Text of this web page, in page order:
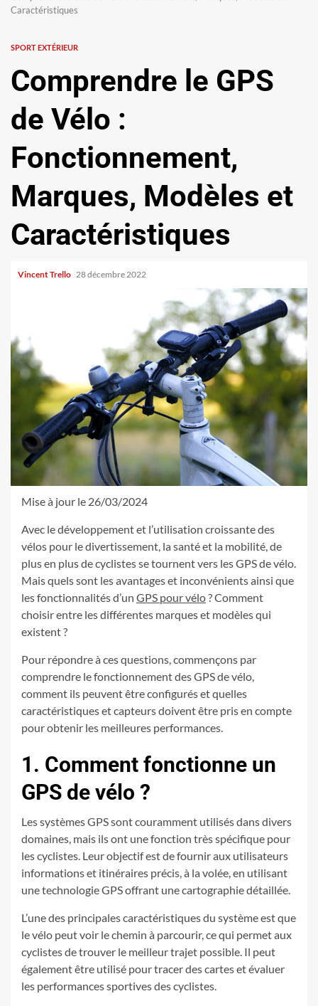
Caractéristiques
SPORT EXTÉRIEUR
Comprendre le GPS
de Vélo :
Fonctionnement,
Marques, Modèles et
Caractéristiques
Vincent Trello 28 décembre 2022
Mise à jour le 26/03/2024
Avec le développement et l’utilisation croissante des
vélos pour le divertissement, la santé et la mobilité, de
plus en plus de cyclistes se tournent vers les GPS de vélo.
Mais quels sont les avantages et inconvénients ainsi que
les fonctionnalités d’un GPS pour vélo? Comment
choisir entre les différentes marques et modèles qui
existent ?
Pour répondre à ces questions, commençons par
comprendre le fonctionnement des GPS de vélo,
comment ils peuvent être configurés et quelles
caractéristiques et capteurs doivent être pris en compte
pour obtenir les meilleures performances.
1. Comment fonctionne un
GPS de vélo ?
Les systèmes GPS sont couramment utilisés dans divers
domaines, mais ils ont une fonction très spécifique pour
les cyclistes. Leur objectif est de fournir aux utilisateurs
informations et itinéraires précis, à la volée, en utilisant
une technologie GPS offrant une cartographie détaillée.
L’une des principales caractéristiques du système est que
le vélo peut voir le chemin à parcourir, ce qui permet aux
cyclistes de trouver le meilleur trajet possible. Il peut
également être utilisé pour tracer des cartes et évaluer
les performances sportives des cyclistes.